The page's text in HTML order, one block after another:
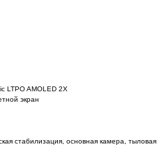
LTPO AMOLED 2X
экран
стабилизация, основная камера, тыловая